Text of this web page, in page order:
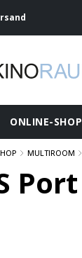
ONLINE-SHOP
MULTIROOM
Port